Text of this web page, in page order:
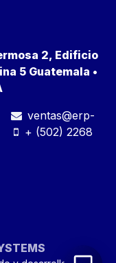
2, Edificio
5 Guatemala •
ventas@erp-
+ (502) 2268